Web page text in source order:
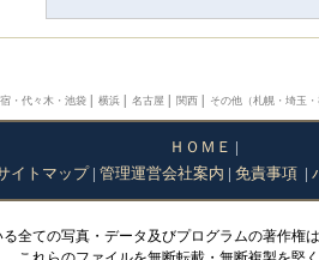
・代々木・池袋 横浜 名古屋 関西 その他（札幌・埼玉・
ＨＯＭＥ |
イトマップ| 管理運営会社案内 | 免責事項 |
全ての写真・データ及びプログラムの著作権